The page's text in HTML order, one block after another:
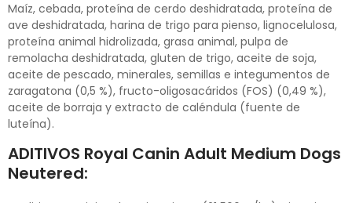
Maíz, cebada, proteína de cerdo deshidratada, proteína de
ave deshidratada, harina de trigo para pienso, lignocelulosa,
proteína animal hidrolizada, grasa animal, pulpa de
remolacha deshidratada, gluten de trigo, aceite de soja,
aceite de pescado, minerales, semillas e integumentos de
zaragatona (0,5 %), fructo-oligosacáridos (FOS) (0,49 %),
aceite de borraja y extracto de caléndula (fuente de
luteína).
ADITIVOS Royal Canin Adult Medium Dogs
Neutered: